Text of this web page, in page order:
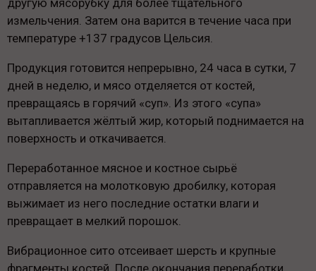
другую мясорубку для более тщательного
измельчения. Затем она варится в течение часа при
температуре +137 градусов Цельсия.
Продукция готовится непрерывно, 24 часа в сутки, 7
дней в неделю, и мясо отделяется от костей,
превращаясь в горячий «суп». Из этого «супа»
вытапливается жёлтый жир, который поднимается на
поверхность и откачивается.
Переработанное мясное и костное сырьё
отправляется на молотковую дробилку, которая
выжимает из него последние остатки влаги и
превращает в мелкий порошок.
Вибрационное сито отсеивает шерсть и крупные